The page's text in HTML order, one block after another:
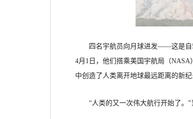
四名宇航员向月球进发——这是自
4月1日，他们搭乘美国宇航局（
中创造了人类离开地球最远距离的新纪
“人类的又一次伟大航行开始了。”